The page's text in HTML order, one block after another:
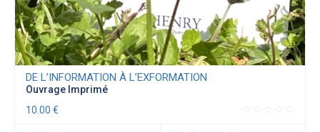
DE L’INFORMATION À L’EXFORMATION
Ouvrage Imprimé
10.00€